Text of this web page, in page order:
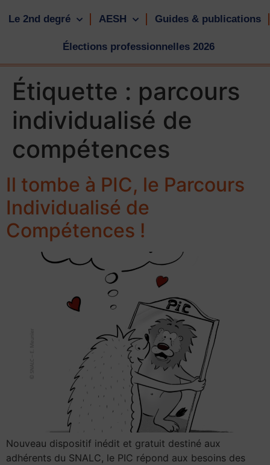
Le 2nd degré AESH Guides & publications
Élections professionnelles 2026
Étiquette : parcours
individualisé de
compétences
Il tombe à PIC, le Parcours
Individualisé de
Compétences !
Nouveau dispositif inédit et gratuit destiné aux
adhérents du SNALC, le PIC répond aux besoins des